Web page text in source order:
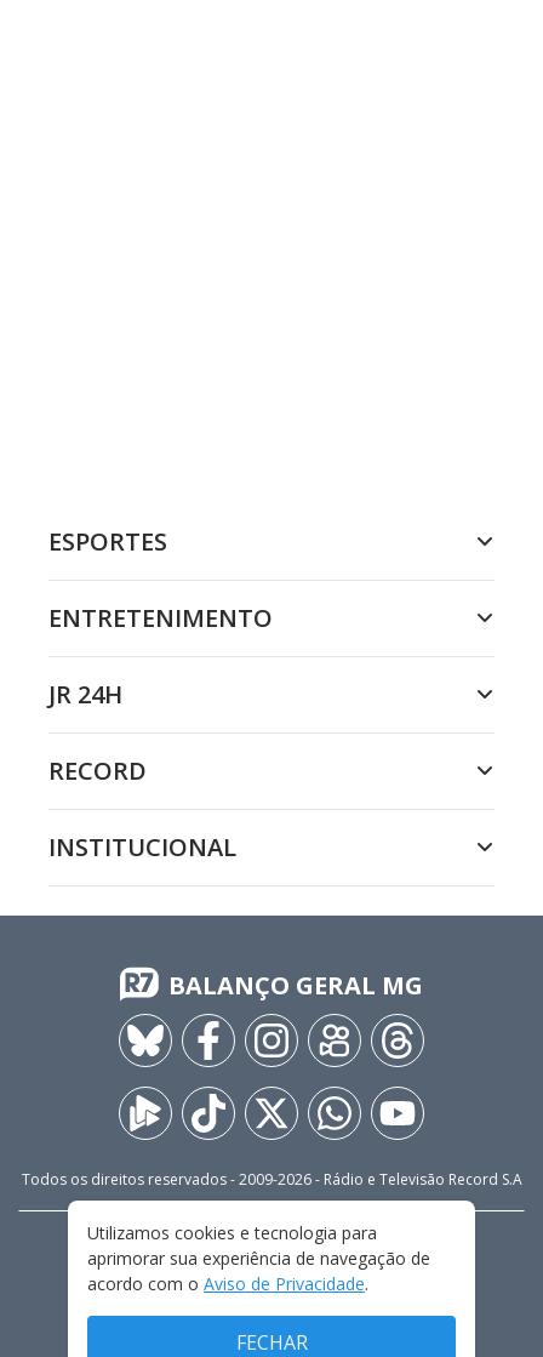
ESPORTES
ENTRETENIMENTO
JR 24H
RECORD
INSTITUCIONAL
BALANÇO GERAL MG
Todos os direitos reservados - 2009-2026- Rádio e Televisão Record S.A
FALE CONOSCO
PRIVACIDADE
TERMOS E CONDIÇÕES DE USO
Utilizamos cookies e tecnologia para
aprimorar sua experiência de navegação de
acordo com o Aviso de Privacidade.
FECHAR